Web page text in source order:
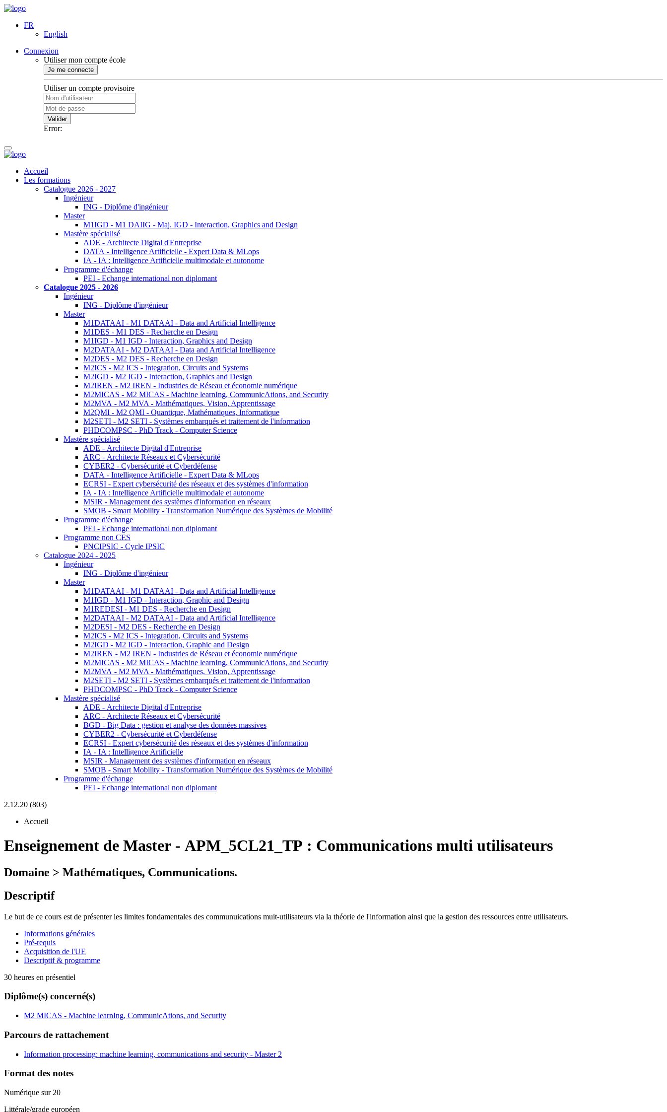
FR
English
Connexion
Utiliser mon compte école
Je me connecte
Utiliser un compte provisoire
Valider
Error:
Accueil
Les formations
Catalogue 2026 - 2027
Ingénieur
ING - Diplôme d'ingénieur
Master
M1IGD - M1 DAIIG - Maj. IGD - Interaction, Graphics and Design
Mastère spécialisé
ADE - Architecte Digital d'Entreprise
DATA - Intelligence Artificielle - Expert Data & MLops
IA - IA : Intelligence Artificielle multimodale et autonome
Programme d'échange
PEI - Echange international non diplomant
Catalogue 2025 - 2026
Ingénieur
ING - Diplôme d'ingénieur
Master
M1DATAAI - M1 DATAAI - Data and Artificial Intelligence
M1DES - M1 DES - Recherche en Design
M1IGD - M1 IGD - Interaction, Graphics and Design
M2DATAAI - M2 DATAAI - Data and Artificial Intelligence
M2DES - M2 DES - Recherche en Design
M2ICS - M2 ICS - Integration, Circuits and Systems
M2IGD - M2 IGD - Interaction, Graphics and Design
M2IREN - M2 IREN - Industries de Réseau et économie numérique
M2MICAS - M2 MICAS - Machine learnIng, CommunicAtions, and Security
M2MVA - M2 MVA - Mathématiques, Vision, Apprentissage
M2QMI - M2 QMI - Quantique, Mathématiques, Informatique
M2SETI - M2 SETI - Systèmes embarqués et traitement de l'information
PHDCOMPSC - PhD Track - Computer Science
Mastère spécialisé
ADE - Architecte Digital d'Entreprise
ARC - Architecte Réseaux et Cybersécurité
CYBER2 - Cybersécurité et Cyberdéfense
DATA - Intelligence Artificielle - Expert Data & MLops
ECRSI - Expert cybersécurité des réseaux et des systèmes d'information
IA - IA : Intelligence Artificielle multimodale et autonome
MSIR - Management des systèmes d'information en réseaux
SMOB - Smart Mobility - Transformation Numérique des Systèmes de Mobilité
Programme d'échange
PEI - Echange international non diplomant
Programme non CES
PNCIPSIC - Cycle IPSIC
Catalogue 2024 - 2025
Ingénieur
ING - Diplôme d'ingénieur
Master
M1DATAAI - M1 DATAAI - Data and Artificial Intelligence
M1IGD - M1 IGD - Interaction, Graphic and Design
M1REDESI - M1 DES - Recherche en Design
M2DATAAI - M2 DATAAI - Data and Artificial Intelligence
M2DESI - M2 DES - Recherche en Design
M2ICS - M2 ICS - Integration, Circuits and Systems
M2IGD - M2 IGD - Interaction, Graphic and Design
M2IREN - M2 IREN - Industries de Réseau et économie numérique
M2MICAS - M2 MICAS - Machine learnIng, CommunicAtions, and Security
M2MVA - M2 MVA - Mathématiques, Vision, Apprentissage
M2SETI - M2 SETI - Systèmes embarqués et traitement de l'information
PHDCOMPSC - PhD Track - Computer Science
Mastère spécialisé
ADE - Architecte Digital d'Entreprise
ARC - Architecte Réseaux et Cybersécurité
BGD - Big Data : gestion et analyse des données massives
CYBER2 - Cybersécurité et Cyberdéfense
ECRSI - Expert cybersécurité des réseaux et des systèmes d'information
IA - IA : Intelligence Artificielle
MSIR - Management des systèmes d'information en réseaux
SMOB - Smart Mobility - Transformation Numérique des Systèmes de Mobilité
Programme d'échange
PEI - Echange international non diplomant
2.12.20 (803)
Accueil
Enseignement de Master - APM_5CL21_TP : Communications multi utilisateurs
Domaine > Mathématiques, Communications.
Descriptif
Le but de ce cours est de présenter les limites fondamentales des communuications muit-utilisateurs via la théorie de l'information ainsi que la gestion des ressources entre utilisateurs.
Informations générales
Pré-requis
Acquisition de l'UE
Descriptif & programme
30 heures en présentiel
Diplôme(s) concerné(s)
M2 MICAS - Machine learnIng, CommunicAtions, and Security
Parcours de rattachement
Information processing: machine learning, communications and security - Master 2
Format des notes
Numérique sur 20
Littérale/grade européen